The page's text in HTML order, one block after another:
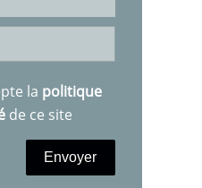
la politique
de ce site
Envoyer